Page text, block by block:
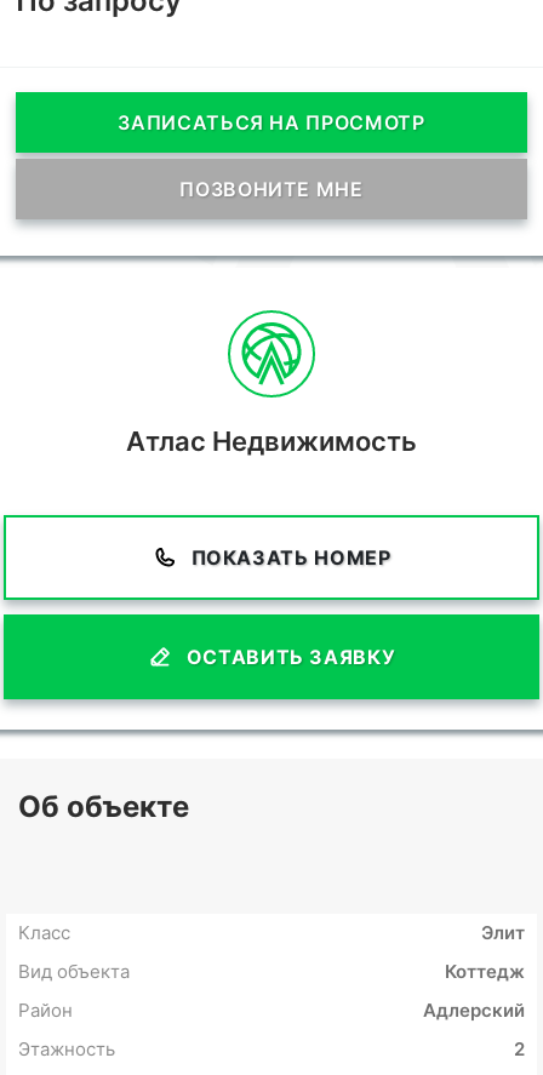
ЗАПИСАТЬСЯ НА ПРОСМОТР
ПОЗВОНИТЕ МНЕ
Атлас Недвижимость
ПОКАЗАТЬ НОМЕР
ОСТАВИТЬ ЗАЯВКУ
Об объекте
Класс
Элит
Вид объекта
Коттедж
Район
Адлерский
Этажность
2